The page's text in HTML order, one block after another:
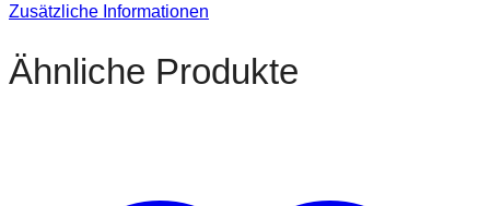
Zusätzliche Informationen
Ähnliche Produkte